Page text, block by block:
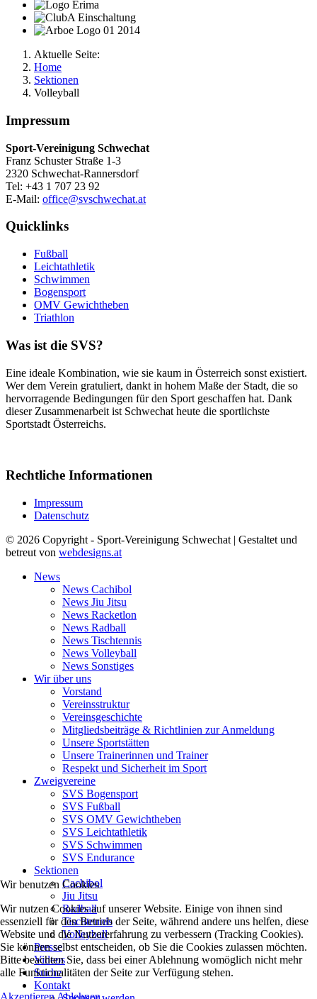
Aktuelle Seite:
Home
Sektionen
Volleyball
Impressum
Sport-Vereinigung Schwechat
Franz Schuster Straße 1-3
2320 Schwechat-Rannersdorf
Tel: +43 1 707 23 92
E-Mail: office@svschwechat.at
Quicklinks
Fußball
Leichtathletik
Schwimmen
Bogensport
OMV Gewichtheben
Triathlon
Was ist die SVS?
Eine ideale Kombination, wie sie kaum in Österreich sonst existiert.
Wer dem Verein gratuliert, dankt in hohem Maße der Stadt, die so
hervorragende Bedingungen für den Sport geschaffen hat. Dank
dieser Zusammenarbeit ist Schwechat heute die sportlichste
Sportstadt Österreichs.
Rechtliche Informationen
Impressum
Datenschutz
© 2026 Copyright - Sport-Vereinigung Schwechat | Gestaltet und
betreut von webdesigns.at
News
News Cachibol
News Jiu Jitsu
News Racketlon
News Radball
News Tischtennis
News Volleyball
News Sonstiges
Wir über uns
Vorstand
Vereinsstruktur
Vereinsgeschichte
Mitgliedsbeiträge & Richtlinien zur Anmeldung
Unsere Sportstätten
Unsere Trainerinnen und Trainer
Respekt und Sicherheit im Sport
Zweigvereine
SVS Bogensport
SVS Fußball
SVS OMV Gewichtheben
SVS Leichtathletik
SVS Schwimmen
SVS Endurance
Sektionen
Cachibol
Jiu Jitsu
Radball
Tischtennis
Volleyball
Presse
Videos
Suche
Kontakt
Wir benutzen Cookies
Wir nutzen Cookies auf unserer Website. Einige von ihnen sind
essenziell für den Betrieb der Seite, während andere uns helfen, diese
Website und die Nutzererfahrung zu verbessern (Tracking Cookies).
Sie können selbst entscheiden, ob Sie die Cookies zulassen möchten.
Bitte beachten Sie, dass bei einer Ablehnung womöglich nicht mehr
alle Funktionalitäten der Seite zur Verfügung stehen.
Akzeptieren Ablehnen